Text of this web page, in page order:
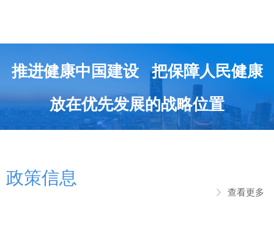
推进健康中国建设 把保障人民健康
放在优先发展的战略位置
政策信息
ꁕ 查看更多